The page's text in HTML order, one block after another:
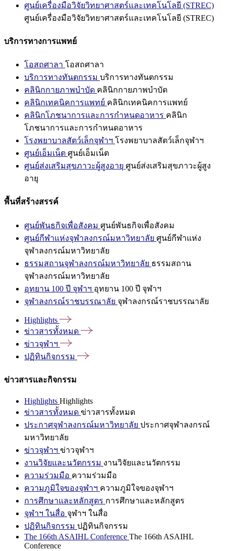
ศูนย์เครื่องมือวิจัยวิทยาศาสตร์และเทคโนโลยี (STREC)
ศูนย์เครื่องมือวิจัยวิทยาศาสตร์และเทคโนโลยี (STREC)
บริการทางการแพทย์
โอสถศาลา โอสถศาลา
บริการทางทันตกรรม บริการทางทันตกรรม
คลินิกกายภาพบำบัด คลินิกกายภาพบำบัด
คลินิกเทคนิคการแพทย์ คลินิกเทคนิคการแพทย์
คลินิกโภชนาการและการกำหนดอาหาร คลินิก
โภชนาการและการกำหนดอาหาร
โรงพยาบาลสัตว์เล็กจุฬาฯ โรงพยาบาลสัตว์เล็กจุฬาฯ
ศูนย์เอ็มเน็ต ศูนย์เอ็มเน็ต
ศูนย์ส่งเสริมสุขภาวะผู้สูงอายุ ศูนย์ส่งเสริมสุขภาวะผู้สูง
อายุ
พื้นที่สร้างสรรค์
ศูนย์พันธกิจเพื่อสังคม ศูนย์พันธกิจเพื่อสังคม
ศูนย์กีฬาแห่งจุฬาลงกรณ์มหาวิทยาลัย ศูนย์กีฬาแห่ง
จุฬาลงกรณ์มหาวิทยาลัย
ธรรมสถานจุฬาลงกรณ์มหาวิทยาลัย ธรรมสถาน
จุฬาลงกรณ์มหาวิทยาลัย
อุทยาน 100 ปี จุฬาฯ อุทยาน 100 ปี จุฬาฯ
จุฬาลงกรณ์ราชบรรณาลัย จุฬาลงกรณ์ราชบรรณาลัย
Highlights
ข่าวสารทั้งหมด
ข่าวจุฬาฯ
ปฏิทินกิจกรรม
ข่าวสารและกิจกรรม
Highlights Highlights
ข่าวสารทั้งหมด ข่าวสารทั้งหมด
ประกาศจุฬาลงกรณ์มหาวิทยาลัย ประกาศจุฬาลงกรณ์
มหาวิทยาลัย
ข่าวจุฬาฯ ข่าวจุฬาฯ
งานวิจัยและนวัตกรรม งานวิจัยและนวัตกรรม
ความร่วมมือ ความร่วมมือ
ความภูมิใจของจุฬาฯ ความภูมิใจของจุฬาฯ
การศึกษาและหลักสูตร การศึกษาและหลักสูตร
จุฬาฯ ในสื่อ จุฬาฯ ในสื่อ
ปฏิทินกิจกรรม ปฏิทินกิจกรรม
The 166th ASAIHL Conference The 166th ASAIHL
Conference